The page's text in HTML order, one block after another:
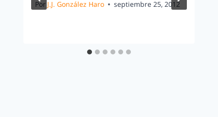
Por J.J. González Haro septiembre 25, 2012